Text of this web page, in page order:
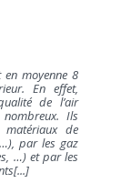
en moyenne 8
En effet,
de l’air
Ils
de
par les gaz
…) et par les